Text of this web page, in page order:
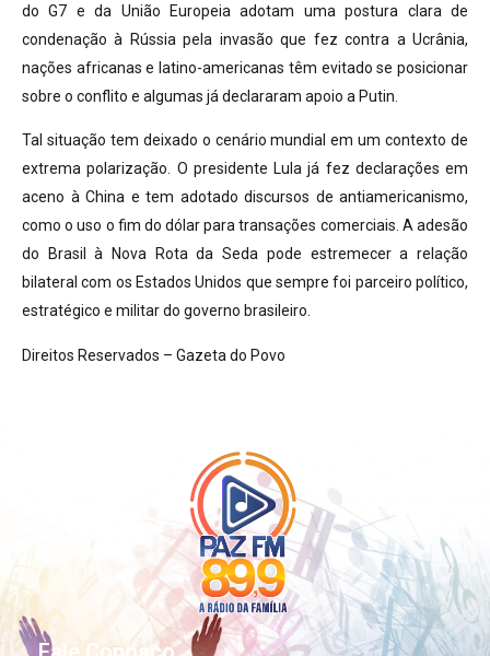
do G7 e da União Europeia adotam uma postura clara de
condenação à Rússia pela invasão que fez contra a Ucrânia,
nações africanas e latino-americanas têm evitado se posicionar
sobre o conflito e algumas já declararam apoio a Putin.
Tal situação tem deixado o cenário mundial em um contexto de
extrema polarização. O presidente Lula já fez declarações em
aceno à China e tem adotado discursos de antiamericanismo,
como o uso o fim do dólar para transações comerciais. A adesão
do Brasil à Nova Rota da Seda pode estremecer a relação
bilateral com os Estados Unidos que sempre foi parceiro político,
estratégico e militar do governo brasileiro.
Direitos Reservados – Gazeta do Povo